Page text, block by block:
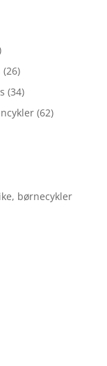
(26)
(34)
(62)
børnecykler